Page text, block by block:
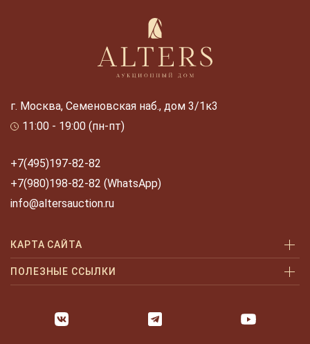
г. Москва, Семеновская наб., дом 3/1к3
11:00 - 19:00 (пн-пт)
+7(495)197-82-82
+7(980)198-82-82 (WhatsApp)
info@altersauction.ru
КАРТА САЙТА
Аукционы
Как продать
ПОЛЕЗНЫЕ ССЫЛКИ
Оплата и доставка